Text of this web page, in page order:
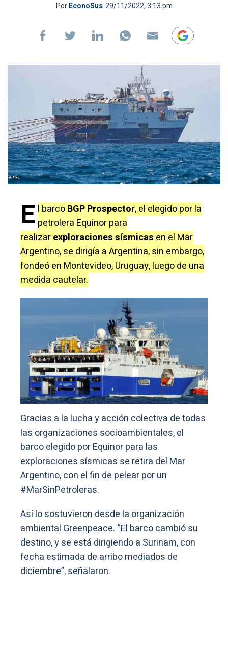
PorEconoSus 29/11/2022, 3:13 pm
E l barcoBGP Prospector, el elegido por la
petrolera Equinor para
realizarexploraciones sísmicas en el Mar
Argentino, se dirigía a Argentina, sin embargo,
fondeó en Montevideo, Uruguay, luego de una
medida cautelar.
Gracias a la lucha y acción colectiva de todas
las organizaciones socioambientales, el
barco elegido por Equinor para las
exploraciones sísmicas se retira del Mar
Argentino, con el fin de pelear por un
#MarSinPetroleras.
Así lo sostuvieron desde la organización
ambiental Greenpeace. “El barco cambió su
destino, y se está dirigiendo a Surinam, con
fecha estimada de arribo mediados de
diciembre”, señalaron.